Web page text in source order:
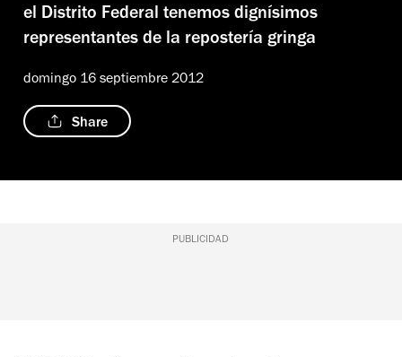
el Distrito Federal tenemos dignísimos
representantes de la repostería gringa
domingo 16 septiembre 2012
Share
PUBLICIDAD